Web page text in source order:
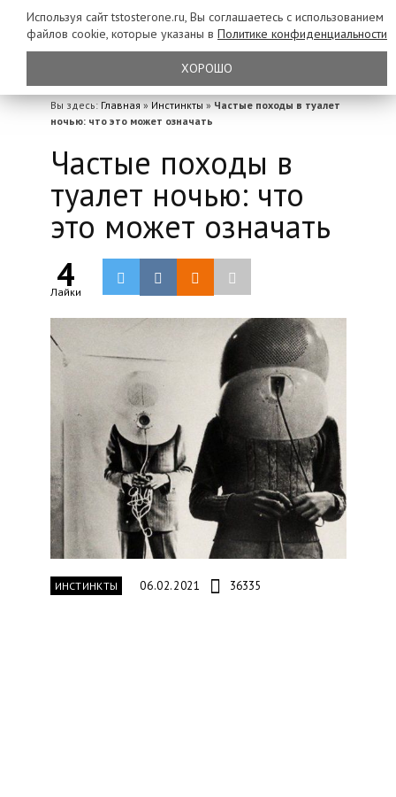
Вы здесь: Главная » Инстинкты » Частые походы в туалет
ночью: что это может означать
Частые походы в
туалет ночью: что
это может означать
4
Лайки
ИНСТИНКТЫ 06.02.2021 36335
Используя сайт tstosterone.ru, Вы соглашаетесь с использованием
файлов cookie, которые указаны в Политике конфиденциальности
ХОРОШО